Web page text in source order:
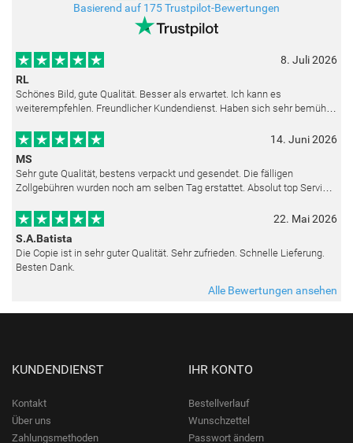
Basierend auf 175 Trustpilot-Bewertungen
8. Juli 2026
RL
Schönes Bild, gute Qualität. Besser als erwartet. Ich kann es
weiterempfehlen. Freundlicher Kundendienst. Haben sich sehr bemüht
14. Juni 2026
MS
Sehr gute Qualität, bestens verpackt und gesendet. Die fälligen
Zollgebühren wurden noch am selben Tag erstattet. Absolut top Service
22. Mai 2026
S.A.Batista
Die Copie ist in sehr guter Qualität. Sehr zufrieden. Schnelle Lieferung.
Besten Dank.
Alle Bewertungen ansehen
KUNDENDIENST
Kontakt
Über uns
Zahlungsmethoden
IHR KONTO
Bestellverlauf
Wunschzettel
Passwort ändern